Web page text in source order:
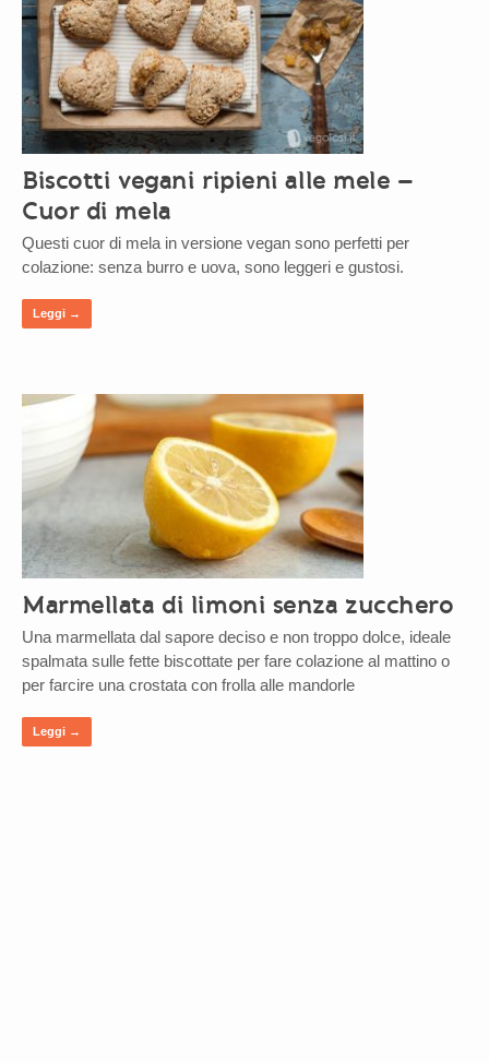
Biscotti vegani ripieni alle mele –
Cuor di mela
Questi cuor di mela in versione vegan sono perfetti per
colazione: senza burro e uova, sono leggeri e gustosi.
Leggi →
Marmellata di limoni senza zucchero
Una marmellata dal sapore deciso e non troppo dolce, ideale
spalmata sulle fette biscottate per fare colazione al mattino o
per farcire una crostata con frolla alle mandorle
Leggi →